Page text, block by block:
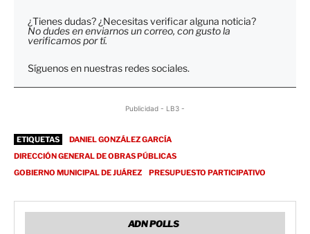
¿Tienes dudas? ¿Necesitas verificar alguna noticia?
No dudes en enviarnos un correo, con gusto la
verificamos por tí.
Síguenos en nuestras redes sociales.
Publicidad - LB3 -
ETIQUETAS
DANIEL GONZÁLEZ GARCÍA
DIRECCIÓN GENERAL DE OBRAS PÚBLICAS
GOBIERNO MUNICIPAL DE JUÁREZ
PRESUPUESTO PARTICIPATIVO
ADN POLLS